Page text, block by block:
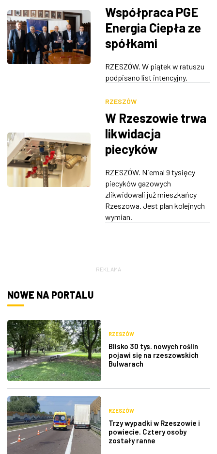
Współpraca PGE
Energia Ciepła ze
spółkami
Rzeszowie. Chcą
potencjał
energetyczny
ścieków
komunalnych
RZESZÓW. W piątek w ratuszu
podpisano list intencyjny.
RZESZÓW
W Rzeszowie trwa
likwidacja
piecyków
RZESZÓW. Niemal 9 tysięcy
piecyków gazowych
zlikwidowali już mieszkańcy
Rzeszowa. Jest plan kolejnych
wymian.
REKLAMA
NOWE NA PORTALU
RZESZÓW
Blisko 30 tys. nowych roślin
pojawi się na rzeszowskich
Bulwarach
RZESZÓW
Trzy wypadki w Rzeszowie i
powiecie. Cztery osoby
zostały ranne